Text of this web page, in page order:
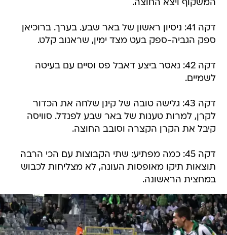
המשקוף ויצא החוצה.
דקה 41: ניסיון ראשון של באר שבע. בערך. ברוכיאן
ספק הגביה-ספק בעט מצד ימין, שראנוב קלט.
דקה 42: נאסר ביצע דאבל פס וסיים עם בעיטה
לשמיים.
דקה 43: גלישה טובה של קינן שלחה את הכדור
לקרן, למרות טענות של באר שבע לפנדל. סוויסה
קיבל את הקרן הקצרה וסובב החוצה.
דקה 45: כמה מפתיע: שתי הקבוצות עם הכי הרבה
תוצאות תיקו מאופסות העונה, לא מצליחות לכבוש
במחצית הראשונה.